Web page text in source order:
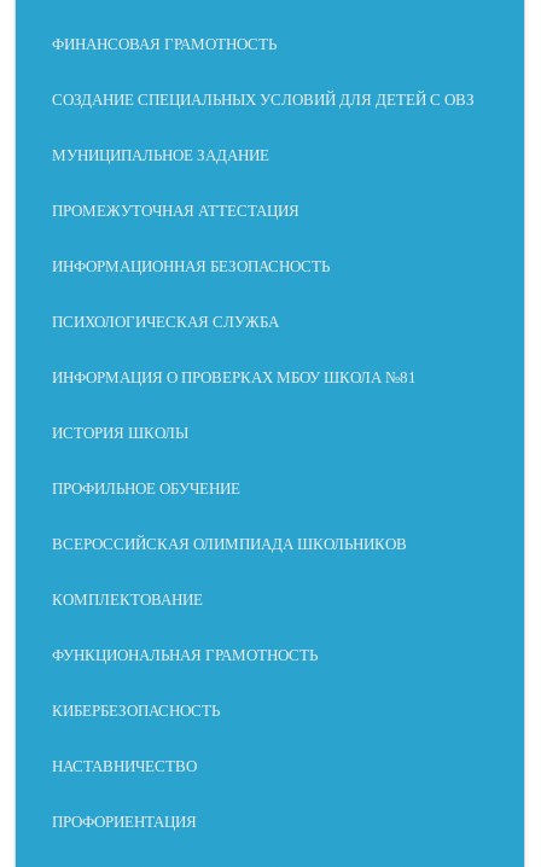
ФИНАНСОВАЯ ГРАМОТНОСТЬ
СОЗДАНИЕ СПЕЦИАЛЬНЫХ УСЛОВИЙ ДЛЯ ДЕТЕЙ С ОВЗ
МУНИЦИПАЛЬНОЕ ЗАДАНИЕ
ПРОМЕЖУТОЧНАЯ АТТЕСТАЦИЯ
ИНФОРМАЦИОННАЯ БЕЗОПАСНОСТЬ
ПСИХОЛОГИЧЕСКАЯ СЛУЖБА
ИНФОРМАЦИЯ О ПРОВЕРКАХ МБОУ ШКОЛА №81
ИСТОРИЯ ШКОЛЫ
ПРОФИЛЬНОЕ ОБУЧЕНИЕ
ВСЕРОССИЙСКАЯ ОЛИМПИАДА ШКОЛЬНИКОВ
КОМПЛЕКТОВАНИЕ
ФУНКЦИОНАЛЬНАЯ ГРАМОТНОСТЬ
КИБЕРБЕЗОПАСНОСТЬ
НАСТАВНИЧЕСТВО
ПРОФОРИЕНТАЦИЯ
АНИМАЦИЮ
ФОКУС
Oksigenia